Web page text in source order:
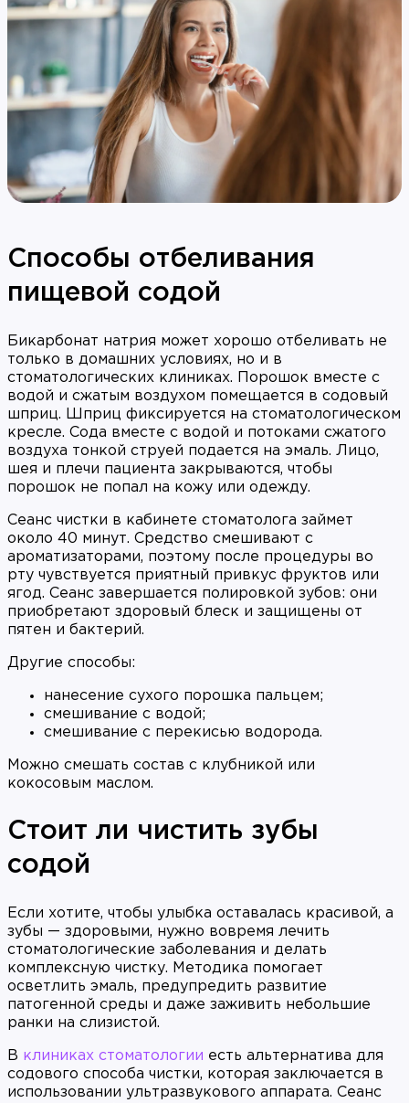
Способы отбеливания
пищевой содой
Бикарбонат натрия может хорошо отбеливать не
только в домашних условиях, но и в
стоматологических клиниках. Порошок вместе с
водой и сжатым воздухом помещается в содовый
шприц. Шприц фиксируется на стоматологическом
кресле. Сода вместе с водой и потоками сжатого
воздуха тонкой струей подается на эмаль. Лицо,
шея и плечи пациента закрываются, чтобы
порошок не попал на кожу или одежду.
Сеанс чистки в кабинете стоматолога займет
около 40 минут. Средство смешивают с
ароматизаторами, поэтому после процедуры во
рту чувствуется приятный привкус фруктов или
ягод. Сеанс завершается полировкой зубов: они
приобретают здоровый блеск и защищены от
пятен и бактерий.
Другие способы:
нанесение сухого порошка пальцем;
смешивание с водой;
смешивание с перекисью водорода.
Можно смешать состав с клубникой или
кокосовым маслом.
Стоит ли чистить зубы
содой
Если хотите, чтобы улыбка оставалась красивой, а
зубы — здоровыми, нужно вовремя лечить
стоматологические заболевания и делать
комплексную чистку. Методика помогает
осветлить эмаль, предупредить развитие
патогенной среды и даже заживить небольшие
ранки на слизистой.
В клиниках стоматологии есть альтернатива для
содового способа чистки, которая заключается в
использовании ультразвукового аппарата. Сеанс